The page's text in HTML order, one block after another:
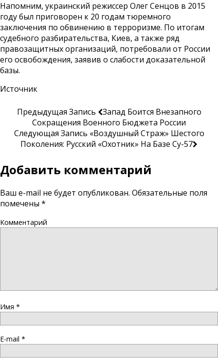
Напомним, украинский режиссер Олег Сенцов в 2015
году был приговорен к 20 годам тюремного
заключения по обвинению в терроризме. По итогам
судебного разбирательства, Киев, а также ряд
правозащитных организаций, потребовали от России
его освобождения, заявив о слабости доказательной
базы.
Источник
Предыдущая Запись
Запад Боится Внезапного
Сокращения Военного Бюджета России
Следующая Запись «Воздушный Страж» Шестого
Поколения: Русский «Охотник» На Базе Су-57
Добавить комментарий
Ваш e-mail не будет опубликован. Обязательные поля
помечены *
Комментарий
Имя *
E-mail *